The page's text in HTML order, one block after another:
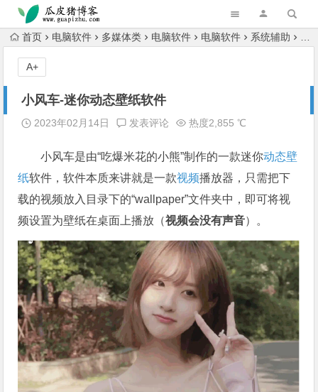
跳转到主内容
首页 电脑软件 多媒体类 电脑软件 电脑软件 系统辅助
小风车-迷你动态壁纸软件
2023年02月14日 发表评论 热度2,855 ℃
小风车是由“吃爆米花的小熊”制作的一款迷你动态壁
纸软件，软件本质来讲就是一款视频播放器，只需把下
载的视频放入目录下的“wallpaper”文件夹中，即可将视
频设置为壁纸在桌面上播放（视频会没有声音）。
A+